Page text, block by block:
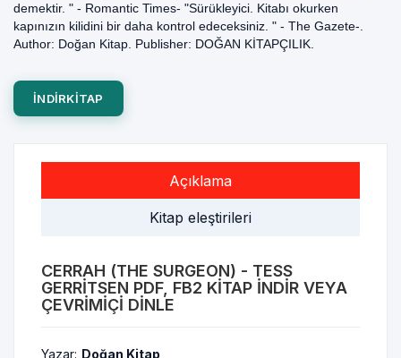
demektir. " - Romantic Times- "Sürükleyici. Kitabı okurken
kapınızın kilidini bir daha kontrol edeceksiniz. " - The Gazete-.
Author: Doğan Kitap. Publisher: DOĞAN KİTAPÇILIK.
INDIRKITAP
Açıklama
Kitap eleştirileri
CERRAH (THE SURGEON) - TESS
GERRITSEN PDF, FB2 KITAP INDIR VEYA
ÇEVRIMIÇI DINLE
Yazar: Doğan Kitap